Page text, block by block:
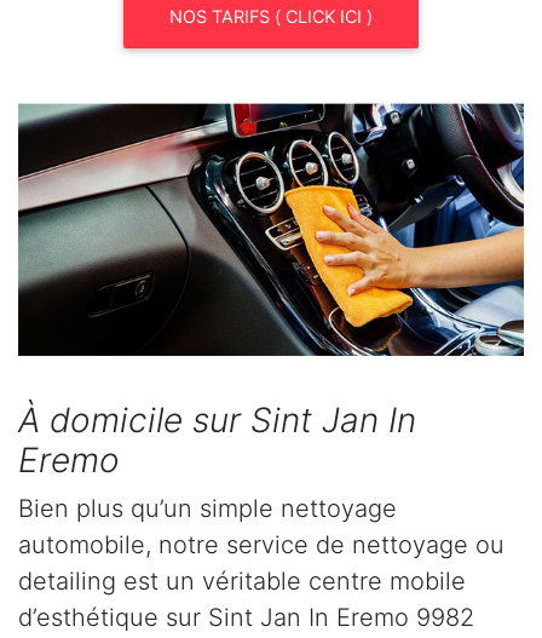
NOS TARIFS ( CLICK ICI )
À domicile sur Sint Jan In
Eremo
Bien plus qu’un simple nettoyage
automobile, notre service de nettoyage ou
detailing est un véritable centre mobile
d’esthétique sur Sint Jan In Eremo 9982